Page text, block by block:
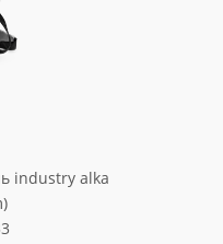
industry alka